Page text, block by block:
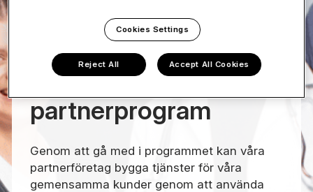
Vastuu Groups
partnerprogram
Genom att gå med i programmet kan våra
partnerföretag bygga tjänster för våra
gemensamma kunder genom att använda
Cookies Settings
Reject All Accept All Cookies